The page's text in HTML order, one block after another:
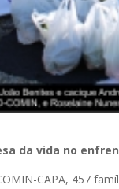
da vida no
CAPA, 457